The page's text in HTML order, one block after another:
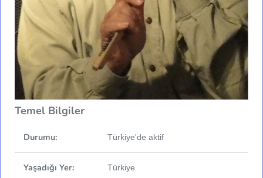
Temel Bilgiler
Durumu: Türkiye'de aktif
Yaşadığı Yer: Türkiye